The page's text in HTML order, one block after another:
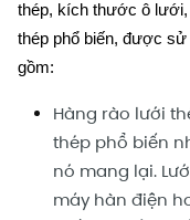
thép, kích thước ô lưới,
thép phổ biến, được sử
gồm:
Hàng rào lưới
thép phổ biến
nó mang lại.
máy hàn điện